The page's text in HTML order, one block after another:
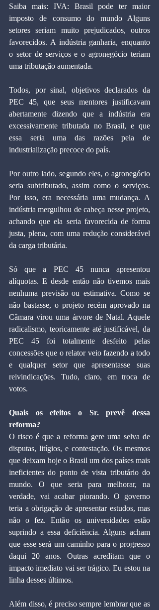
Saiba mais: IVA: Brasil pode ter maior
imposto de consumo do mundo Alguns
setores seriam muito prejudicados, outros
favorecidos. A indústria ganharia, enquanto
o setor de serviços e o agronegócio teriam
uma tributação aumentada.
Todos, por sinal, objetivos declarados da
PEC 45, que seus mentores justificavam
abertamente dizendo que a indústria era
excessivamente tributada no Brasil, e que
essa seria uma das razões pela de
industrialização precoce do país.
Por outro lado, segundo eles, o agronegócio
seria subtributado, assim como o serviços.
Por isso, era necessária uma mudança. A
indústria mergulhou de cabeça nesse projeto,
achando que ela seria favorecida de forma
justa, plena, com uma redução considerável
da carga tributária.
Só que a PEC 45 nunca apresentou
alíquotas. E desde então não tivemos mais
nenhuma previsão ou estimativa. Como se
não bastasse, o projeto recém aprovado na
Câmara virou uma árvore de Natal. Aquele
radicalismo, teoricamente até justificável, da
PEC 45 foi totalmente desfeito pelas
concessões que o relator veio fazendo a todo
e qualquer setor que apresentasse suas
reivindicações. Tudo, claro, em troca de
votos.
Quais os efeitos o Sr. prevê dessa
reforma?
O risco é que a reforma gere uma selva de
disputas, litígios, e contestação. Os mesmos
que deixam hoje o Brasil um dos países mais
ineficientes do ponto de vista tributário do
mundo. O que seria para melhorar, na
verdade, vai acabar piorando. O governo
teria a obrigação de apresentar estudos, mas
não o fez. Então os universidades estão
suprindo a essa deficiência. Alguns acham
que esse será um caminho para o progresso
daqui 20 anos. Outras acreditam que o
impacto imediato vai ser trágico. Eu estou na
linha desses últimos.
Além disso, é preciso sempre lembrar que as